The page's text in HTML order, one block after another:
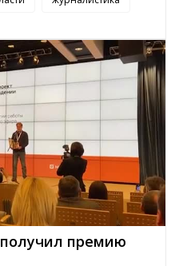
премию